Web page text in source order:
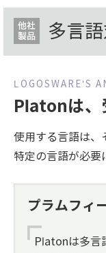
多言
Platonは、
使用する言語は、
特定の言語が必要
プラムフィ
Platonは多言